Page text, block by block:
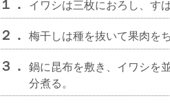
１． イワシは三枚におろし、す
２． 梅干しは種を抜いて果肉を
３． 鍋に昆布を敷き、イワシを
分煮る。